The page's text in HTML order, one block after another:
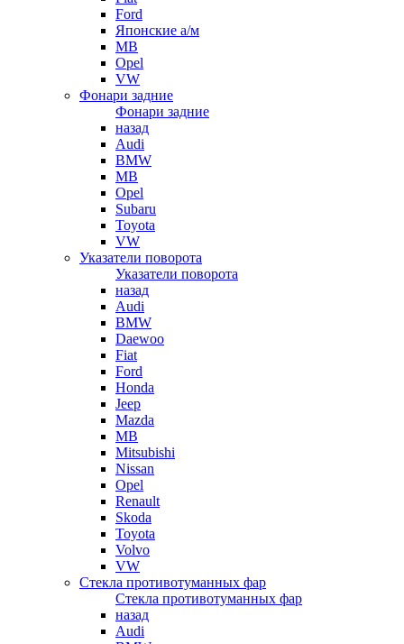
Ford
Японские а/м
MB
Opel
VW
Фонари задние
Фонари задние
назад
Audi
BMW
MB
Opel
Subaru
Toyota
VW
Указатели поворота
Указатели поворота
назад
Audi
BMW
Daewoo
Fiat
Ford
Honda
Jeep
Mazda
MB
Mitsubishi
Nissan
Opel
Renault
Skoda
Toyota
Volvo
VW
Стекла противотуманных фар
Стекла противотуманных фар
назад
Audi